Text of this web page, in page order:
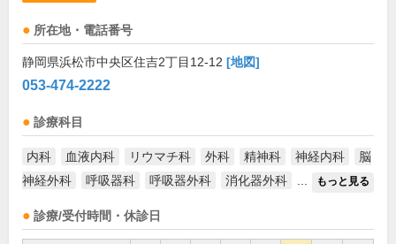
所在地・電話番号
静岡県浜松市中央区住吉2丁目12-12 [地図]
053-474-2222
診療科目
内科 血液内科 リウマチ科 外科 精神科 神経内科
脳
神経外科
呼吸器科 呼吸器外科 消化器外科 もっと見る
診療/受付時間・休診日